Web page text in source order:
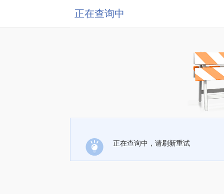
正在查询中
正在查询中，请刷新重试